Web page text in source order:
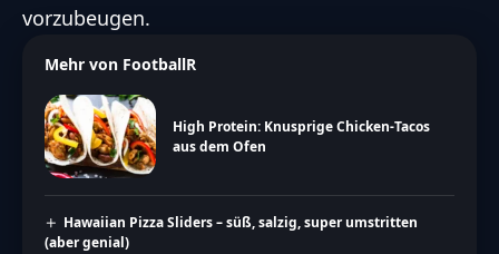
vorzubeugen.
Mehr von FootballR
High Protein: Knusprige Chicken-Tacos
aus dem Ofen
Hawaiian Pizza Sliders – süß, salzig, super umstritten
(aber genial)